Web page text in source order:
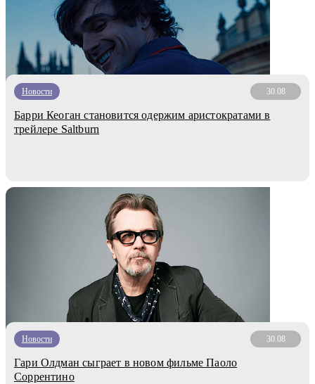
Новости 30.08
Барри Кеоган становится одержим аристократами в
трейлере Saltburn
Новости 30.08
Гари Олдман сыграет в новом фильме Паоло
Соррентино